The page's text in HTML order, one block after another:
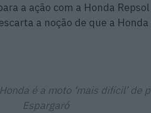
a ação com a Honda
a noção de que a
é a moto ‘mais difícil’ de
Espargaró